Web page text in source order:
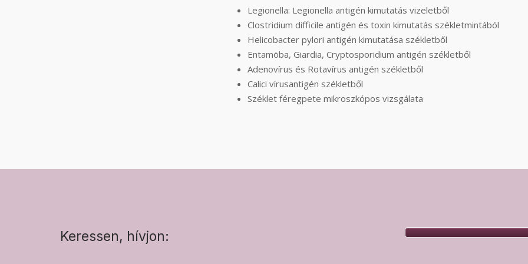
Legionella: Legionella antigén kimutatás vizeletből
Clostridium difficile antigén és toxin kimutatás székletmintából
Helicobacter pylori antigén kimutatása székletből
Entamöba, Giardia, Cryptosporidium antigén székletből
Adenovírus és Rotavírus antigén székletből
Calici vírusantigén székletből
Széklet féregpete mikroszkópos vizsgálata
Keressen, hívjon: